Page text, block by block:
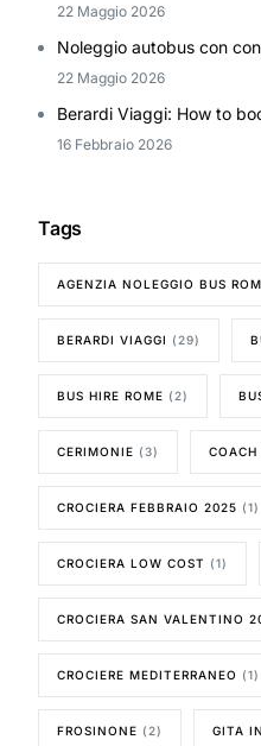
22 Maggio 2026
Noleggio autobus con
22 Maggio 2026
Berardi Viaggi: How to
16 Febbraio 2026
Tags
AGENZIA NOLEGGIO BUS
BERARDI VIAGGI (29)
BUS HIRE ROME (2)
CERIMONIE (3)
CROCIERA FEBBRAIO 2025 (1)
CROCIERA LOW COST (1)
CROCIERA SAN VALENTINO
CROCIERE MEDITERRANEO (1)
FROSINONE (2) GITA